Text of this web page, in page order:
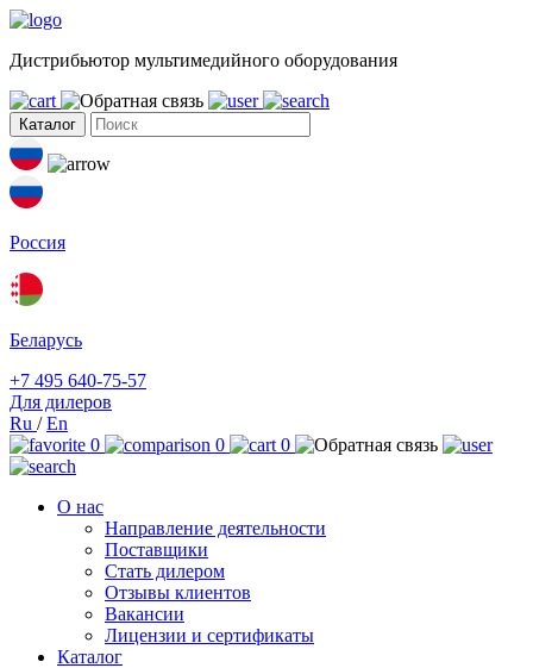
Дистрибьютор мультимедийного оборудования
Каталог
Россия
Беларусь
+7 495 640-75-57
Для дилеров
Ru /En
0
0 0
О нас
Направление деятельности
Поставщики
Стать дилером
Отзывы клиентов
Вакансии
Лицензии и сертификаты
Каталог